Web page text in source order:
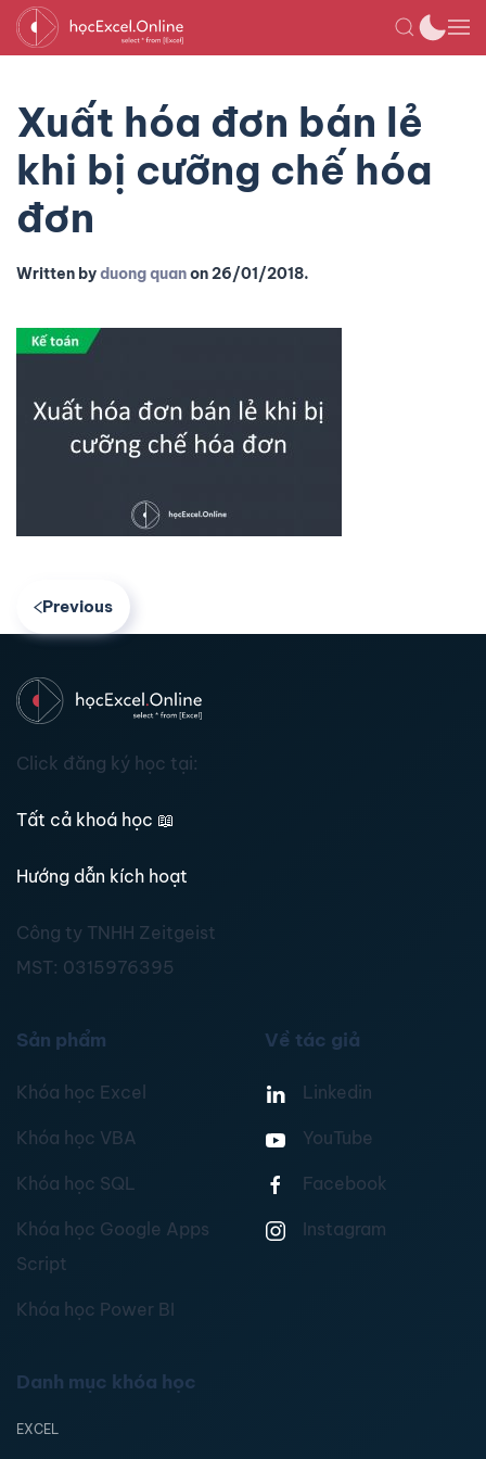
Xuất hóa đơn bán lẻ
khi bị cưỡng chế hóa
đơn
Written byduong quanon26/01/2018.
Previous
Click đăng ký học tại:
Tất cả khoá học 📖
Hướng dẫn kích hoạt
Công ty TNHH Zeitgeist
MST: 0315976395
Sản phẩm
Khóa học Excel
Khóa học VBA
Khóa học SQL
Khóa học Google Apps
Script
Khóa học Power BI
Về tác giả
Linkedin
YouTube
Facebook
Instagram
Danh mục khóa học
EXCEL